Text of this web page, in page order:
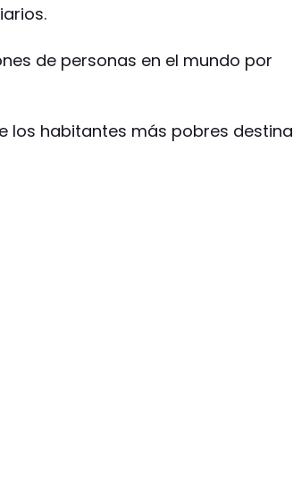
de personas en el mundo por
los habitantes más pobres destina